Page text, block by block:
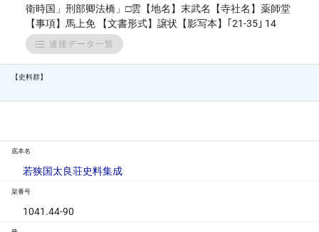
衛時国」刑部卿法橋」□雲【地名】末武名【寺社名】薬師堂
【事項】馬上免 【文書形式】譲状【影写本】｢21-35｣ 14
連接データ一覧
【史料群】
底本名
若狭国太良荘史料集成
架番号
1041.44-90